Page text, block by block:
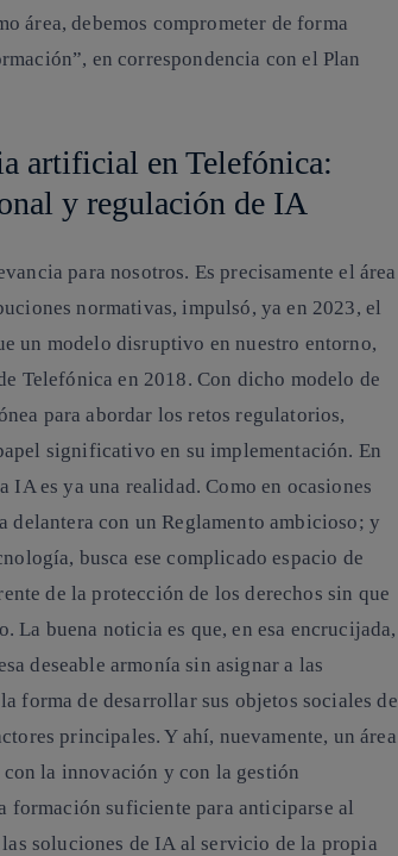
área, debemos comprometer de forma
en correspondencia con el Plan
artificial en Telefónica:
y regulación de IA
para nosotros. Es precisamente el área
normativas, impulsó, ya en 2023, el
un modelo disruptivo en nuestro entorno,
Telefónica en 2018. Con dicho modelo de
para abordar los retos regulatorios,
significativo en su implementación. En
IA es ya una realidad. Como en ocasiones
con un Reglamento ambicioso; y
busca ese complicado espacio de
de la protección de los derechos sin que
La buena noticia es que, en esa encrucijada,
deseable armonía sin asignar a las
forma de desarrollar sus objetos sociales de
principales. Y ahí, nuevamente, un área
la innovación y con la gestión
formación suficiente para anticiparse al
soluciones de IA al servicio de la propia